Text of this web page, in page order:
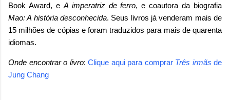
Book Award, e A imperatriz de ferro, e coautora da biografia
Mao: A história desconhecida. Seus livros já venderam mais de
15 milhões de cópias e foram traduzidos para mais de quarenta
idiomas.
Onde encontrar o livro: Clique aqui para comprar Três irmãs de
Jung Chang